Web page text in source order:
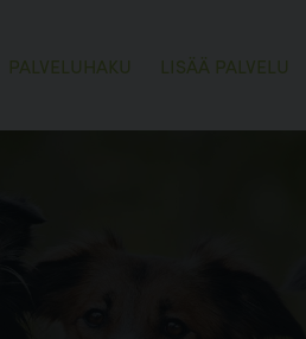
PALVELUHAKU LISÄÄ PALVELU